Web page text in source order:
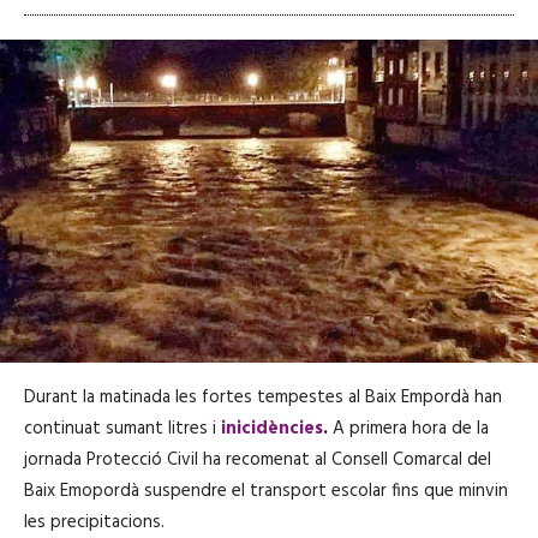
Durant la matinada les fortes tempestes al Baix Empordà han
continuat sumant litres i inicidències.A primera hora de la
jornada Protecció Civil ha recomenat al Consell Comarcal del
Baix Emopordà suspendre el transport escolar fins que minvin
les precipitacions.